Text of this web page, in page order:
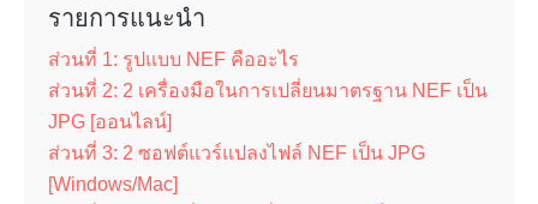
รายการแนะนำ
ส่วนที่ 1: รูปแบบ NEF คืออะไร
ส่วนที่ 2: 2 เครื่องมือในการเปลี่ยนมาตรฐาน NEF เป็น
JPG [ออนไลน์]
ส่วนที่ 3: 2 ซอฟต์แวร์แปลงไฟล์ NEF เป็น JPG
[Windows/Mac]